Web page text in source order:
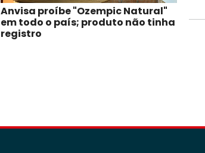
Anvisa proíbe "Ozempic Natural"
em todo o país; produto não tinha
registro